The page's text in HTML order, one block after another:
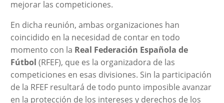
mejorar las competiciones.
En dicha reunión, ambas organizaciones han
coincidido en la necesidad de contar en todo
momento con la Real Federación Española de
Fútbol (RFEF), que es la organizadora de las
competiciones en esas divisiones. Sin la participación
de la RFEF resultará de todo punto imposible avanzar
en la protección de los intereses y derechos de los